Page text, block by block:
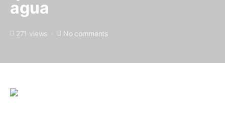
agua
271 views No comments